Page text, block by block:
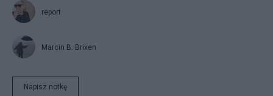
report
Marcin B. Brixen
Napisz notkę